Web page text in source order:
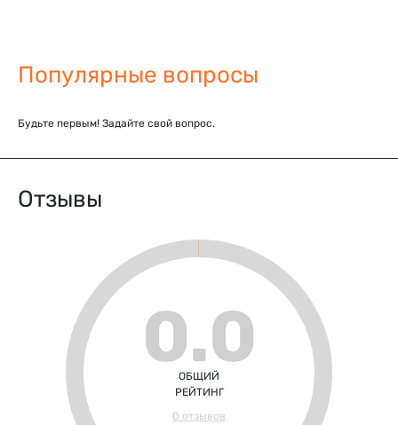
Популярные вопросы
Будьте первым! Задайте свой вопрос.
Отзывы
0.0
ОБЩИЙ
РЕЙТИНГ
0 отзывов